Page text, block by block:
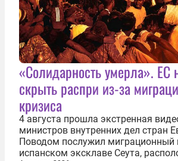
«Солидарность умерла». ЕС
скрыть распри из-за
кризиса
4 августа прошла экстренная
министров внутренних дел стран
Поводом послужил миграционный
испанском эксклаве Сеута,